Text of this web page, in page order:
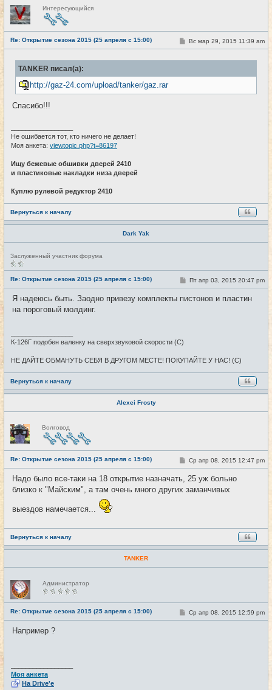
Н
е
в
с
е
т
и
Интересующийся
Re: Открытие сезона 2015 (25 апреля с 15:00) #24
С
о
б
е
Вс мар 29, 2015 11:39 am
TANKER писал(а):
http://gaz-24.com/upload/tanker/gaz.rar
Спасибо!!!
Не ошибается тот, кто ничего не делает!
Моя анкета: viewtopic.php?t=86197
Ищу бежевые обшивки дверей 2410
и пластиковые накладки низа дверей
Куплю рулевой редуктор 2410
Вернуться к началу
Dark Yak
Н
е
в
с
е
т
и
Заслуженный участник форума
Re: Открытие сезона 2015 (25 апреля с 15:00) #25
С
о
б
Пт апр 03, 2015 20:47 pm
Я надеюсь быть. Заодно привезу комплекты пистонов и пластин
на пороговый молдинг.
К-126Г подобен валенку на сверхзвуковой скорости (С)
НЕ ДАЙТЕ ОБМАНУТЬ СЕБЯ В ДРУГОМ МЕСТЕ! ПОКУПАЙТЕ У НАС! (С)
Вернуться к началу
Alexei Frosty
Н
е
в
с
е
т
и
Волговод
Re: Открытие сезона 2015 (25 апреля с 15:00) #26
С
о
о
б
щ
Ср апр 08, 2015 12:47 pm
Надо было все-таки на 18 открытие назначать, 25 уж больно
близко к "Майским", а там очень много других заманчивых
выездов намечается...
Вернуться к началу
TANKER
Н
е
в
с
е
т
и
Администратор
Re: Открытие сезона 2015 (25 апреля с 15:00) #27
С
о
Ср апр 08, 2015 12:59 pm
Например ?
Моя анкета
На Drive'e